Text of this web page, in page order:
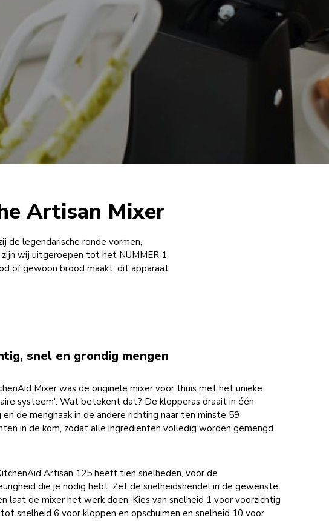
Artisan Mixer
de legendarische ronde vormen,
wij uitgeroepen tot het NUMMER 1
of gewoon brood maakt: dit apparaat
snel en grondig mengen
Mixer was de originele mixer voor thuis met het unieke
systeem'. Wat betekent dat? De klopperas draait in één
en de menghaak in de andere richting naar ten minste 59
in de kom, zodat alle ingrediënten volledig worden gemengd.
Artisan 125 heeft tien snelheden, voor de
die je nodig hebt. Zet de snelheidshendel in de gewenste
laat de mixer het werk doen. Kies van snelheid 1 voor voorzichtig
snelheid 6 voor kloppen en opschuimen en snelheid 10 voor